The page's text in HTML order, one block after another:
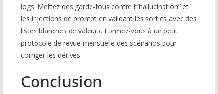
logs. Mettez des garde-fous contre l’“hallucination” et
les injections de prompt en validant les sorties avec des
listes blanches de valeurs. Formez-vous à un petit
protocole de revue mensuelle des scénarios pour
corriger les dérives.
Conclusion